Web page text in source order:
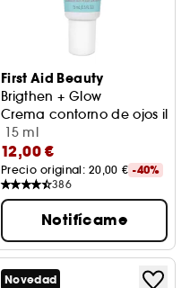
First Aid Beauty
Brigthen + Glow
Crema contorno de ojos
15 ml
12,00 €
Precio original: 20,00 € -40%
386
Notifícame
Novedad